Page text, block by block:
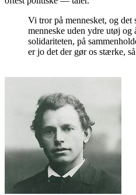
Vi tror på mennesket, og det
menneske uden ydre utøj og
solidariteten, på
er jo det der gør os stærke,